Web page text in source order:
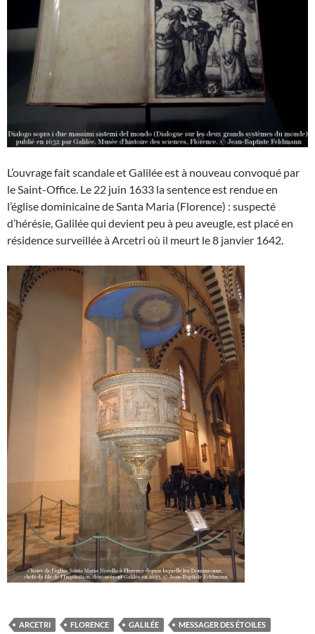
L’ouvrage fait scandale et Galilée est à nouveau convoqué par
le Saint-Office. Le 22 juin 1633 la sentence est rendue en
l’église dominicaine de Santa Maria (Florence) : suspecté
d’hérésie, Galilée qui devient peu à peu aveugle, est placé en
résidence surveillée à Arcetri où il meurt le 8 janvier 1642.
ARCETRI FLORENCE GALILÉE
MESSAGER DES ÉTOILES